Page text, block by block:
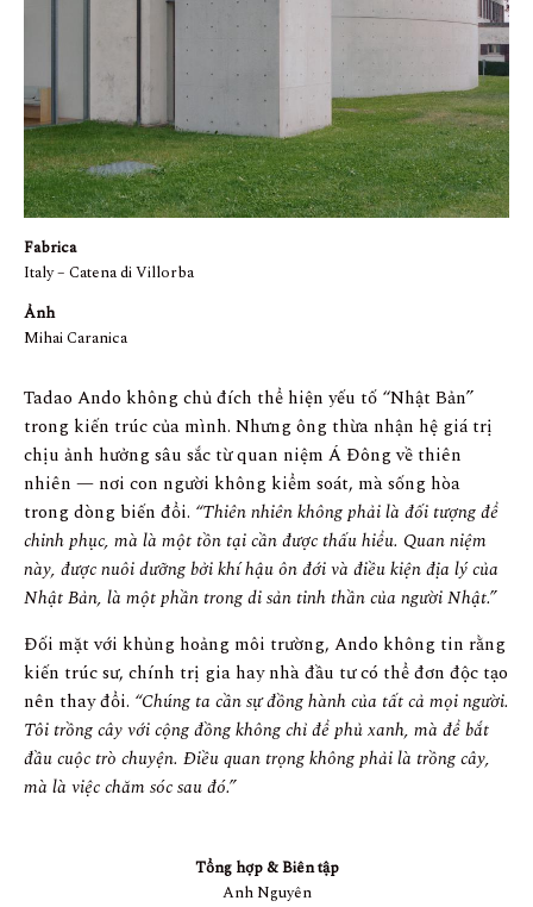
Fabrica
Italy – Catena di Villorba
Ảnh
Mihai Caranica
Tadao Ando không chủ đích thể hiện yếu tố “Nhật Bản”
trong kiến trúc của mình. Nhưng ông thừa nhận hệ giá trị
chịu ảnh hưởng sâu sắc từ quan niệm Á Đông về thiên
nhiên — nơi con người không kiểm soát, mà sống hòa
trong dòng biến đổi. “Thiên nhiên không phải là đối tượng để
chinh phục, mà là một tồn tại cần được thấu hiểu. Quan niệm
này, được nuôi dưỡng bởi khí hậu ôn đới và điều kiện địa lý của
Nhật Bản, là một phần trong di sản tinh thần của người Nhật.”
Đối mặt với khủng hoảng môi trường, Ando không tin rằng
kiến trúc sư, chính trị gia hay nhà đầu tư có thể đơn độc tạo
nên thay đổi. “Chúng ta cần sự đồng hành của tất cả mọi người.
Tôi trồng cây với cộng đồng không chỉ để phủ xanh, mà để bắt
đầu cuộc trò chuyện. Điều quan trọng không phải là trồng cây,
mà là việc chăm sóc sau đó.”
Tổng hợp & Biên tập
Anh Nguyên